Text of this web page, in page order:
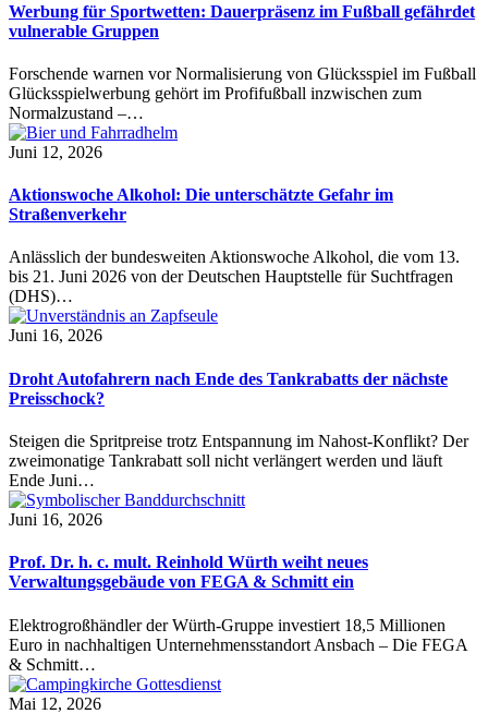
Werbung für Sportwetten: Dauerpräsenz im Fußball gefährdet
vulnerable Gruppen
Forschende warnen vor Normalisierung von Glücksspiel im Fußball
Glücksspielwerbung gehört im Profifußball inzwischen zum
Normalzustand –…
Juni 12, 2026
Aktionswoche Alkohol: Die unterschätzte Gefahr im
Straßenverkehr
Anlässlich der bundesweiten Aktionswoche Alkohol, die vom 13.
bis 21. Juni 2026 von der Deutschen Hauptstelle für Suchtfragen
(DHS)…
Juni 16, 2026
Droht Autofahrern nach Ende des Tankrabatts der nächste
Preisschock?
Steigen die Spritpreise trotz Entspannung im Nahost-Konflikt? Der
zweimonatige Tankrabatt soll nicht verlängert werden und läuft
Ende Juni…
Juni 16, 2026
Prof. Dr. h. c. mult. Reinhold Würth weiht neues
Verwaltungsgebäude von FEGA & Schmitt ein
Elektrogroßhändler der Würth-Gruppe investiert 18,5 Millionen
Euro in nachhaltigen Unternehmensstandort Ansbach – Die FEGA
& Schmitt…
Mai 12, 2026